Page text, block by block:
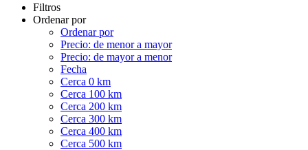
Filtros
Ordenar por
Ordenar por
Precio: de menor a mayor
Precio: de mayor a menor
Fecha
Cerca 0 km
Cerca 100 km
Cerca 200 km
Cerca 300 km
Cerca 400 km
Cerca 500 km